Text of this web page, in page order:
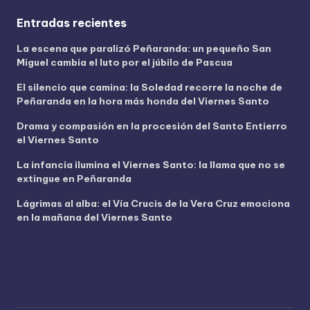
v
d
e
Entradas recientes
La escena que paralizó Peñaranda: un pequeño San
Miguel cambia el luto por el júbilo de Pascua
El silencio que camina: la Soledad recorre la noche de
Peñaranda en la hora más honda del Viernes Santo
Drama y compasión en la procesión del Santo Entierro
el Viernes Santo
La infancia ilumina el Viernes Santo: la llama que no se
extingue en Peñaranda
Lágrimas al alba: el Vía Crucis de la Vera Cruz emociona
en la mañana del Viernes Santo